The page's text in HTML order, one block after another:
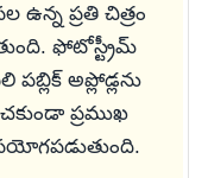
ప్రతి చిత్రం
ఫోటోస్ట్రీమ్
అప్లోడ్లను
ప్రముఖ